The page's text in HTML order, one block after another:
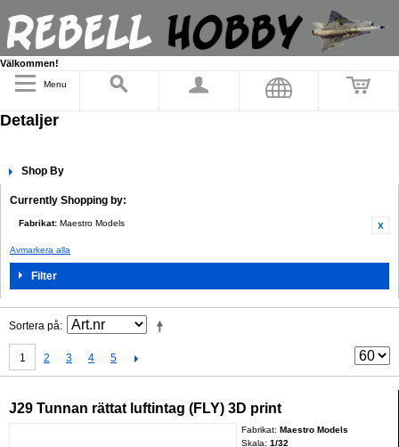
Välkommen!
Menu
Detaljer
Shop By
Currently Shopping by:
Fabrikat: Maestro Models
Avmarkera alla
Filter
Sortera på
1 2 3 4 5
J29 Tunnan rättat luftintag (FLY) 3D print
Fabrikat:Maestro Models
Skala:1/32